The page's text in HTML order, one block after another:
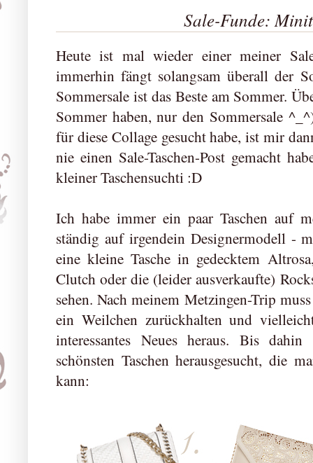
Sale-Funde:
Heute ist mal wieder einer meiner
immerhin fängt solangsam überall der
Sommersale ist das Beste am Sommer.
Sommer haben, nur den Sommersale
für diese Collage gesucht habe, ist mir
nie einen Sale-Taschen-Post gemacht
kleiner Taschensuchti :D
Ich habe immer ein paar Taschen auf
ständig auf irgendein Designermodell -
eine kleine Tasche in gedecktem
Clutch oder die (leider ausverkaufte)
sehen. Nach meinem Metzingen-Trip
ein Weilchen zurückhalten und
interessantes Neues heraus. Bis
schönsten Taschen herausgesucht, die
kann: